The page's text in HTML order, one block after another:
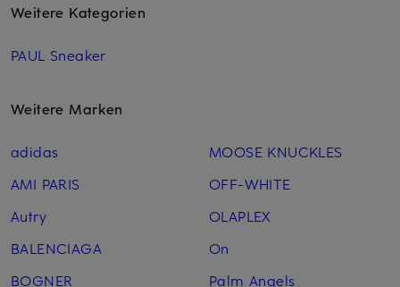
Weitere Kategorien
PAUL Sneaker
Weitere Marken
adidas
AMI PARIS
Autry
BALENCIAGA
BOGNER
MOOSE KNUCKLES
OFF-WHITE
OLAPLEX
On
Palm Angels